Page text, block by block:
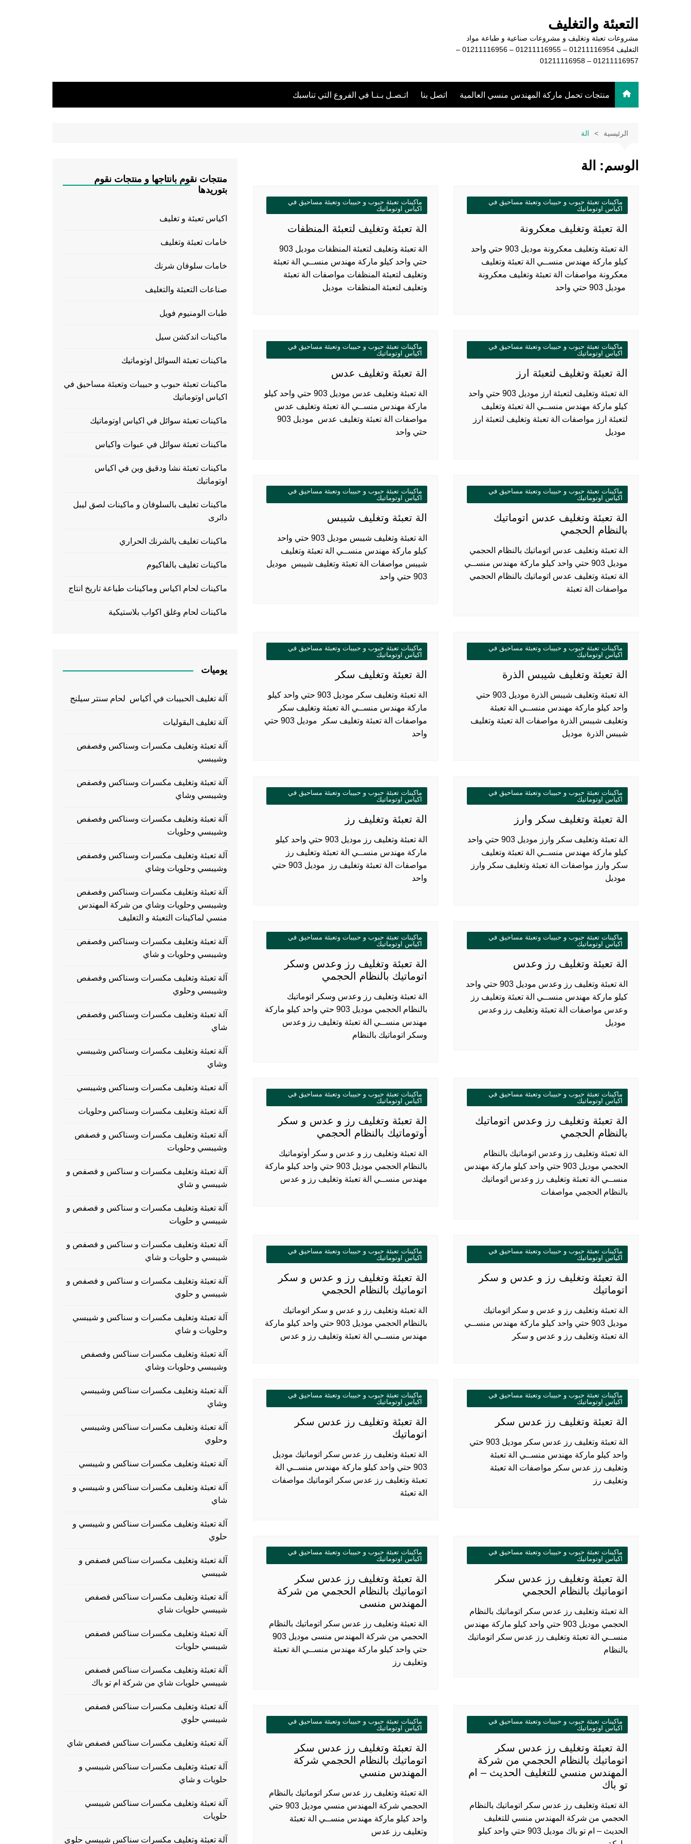
التعبئة والتغليف
مشروعات تعبئة وتغليف و مشروعات صناعية و طباعة مواد
التغليف 01211116954 – 01211116955 – 01211116956 –
01211116957 – 01211116958
منتجات تحمل ماركة المهندس منسي العالمية اتصل بنا اتـصـل بـنـا في الفروع التي تناسبك
الرئيسية الة
الوسم: الة
ماكينات تعبئة حبوب و حبيبات وتعبئة مساحيق في
اكياس اوتوماتيك
الة تعبئة وتغليف معكرونة
الة تعبئة وتغليف معكرونة موديل 903 حتي واحد
كيلو ماركة مهندس منســي الة تعبئة وتغليف
معكرونة مواصفات الة تعبئة وتغليف معكرونة
موديل 903 حتي واحد
ماكينات تعبئة حبوب و حبيبات وتعبئة مساحيق في
اكياس اوتوماتيك
الة تعبئة وتغليف لتعبئة المنظفات
الة تعبئة وتغليف لتعبئة المنظفات موديل 903
حتي واحد كيلو ماركة مهندس منســي الة تعبئة
وتغليف لتعبئة المنظفات مواصفات الة تعبئة
وتغليف لتعبئة المنظفات موديل
ماكينات تعبئة حبوب و حبيبات وتعبئة مساحيق في
اكياس اوتوماتيك
الة تعبئة وتغليف لتعبئة ارز
الة تعبئة وتغليف لتعبئة ارز موديل 903 حتي واحد
كيلو ماركة مهندس منســي الة تعبئة وتغليف
لتعبئة ارز مواصفات الة تعبئة وتغليف لتعبئة ارز
موديل
ماكينات تعبئة حبوب و حبيبات وتعبئة مساحيق في
اكياس اوتوماتيك
الة تعبئة وتغليف عدس
الة تعبئة وتغليف عدس موديل 903 حتي واحد كيلو
ماركة مهندس منســي الة تعبئة وتغليف عدس
مواصفات الة تعبئة وتغليف عدس موديل 903
حتي واحد
ماكينات تعبئة حبوب و حبيبات وتعبئة مساحيق في
اكياس اوتوماتيك
الة تعبئة وتغليف عدس اتوماتيك
بالنظام الحجمي
الة تعبئة وتغليف عدس اتوماتيك بالنظام الحجمي
موديل 903 حتي واحد كيلو ماركة مهندس منســي
الة تعبئة وتغليف عدس اتوماتيك بالنظام الحجمي
مواصفات الة تعبئة
ماكينات تعبئة حبوب و حبيبات وتعبئة مساحيق في
اكياس اوتوماتيك
الة تعبئة وتغليف شيبس
الة تعبئة وتغليف شيبس موديل 903 حتي واحد
كيلو ماركة مهندس منســي الة تعبئة وتغليف
شيبس مواصفات الة تعبئة وتغليف شيبس موديل
903 حتي واحد
ماكينات تعبئة حبوب و حبيبات وتعبئة مساحيق في
اكياس اوتوماتيك
الة تعبئة وتغليف شيبس الذرة
الة تعبئة وتغليف شيبس الذرة موديل 903 حتي
واحد كيلو ماركة مهندس منســي الة تعبئة
وتغليف شيبس الذرة مواصفات الة تعبئة وتغليف
شيبس الذرة موديل
ماكينات تعبئة حبوب و حبيبات وتعبئة مساحيق في
اكياس اوتوماتيك
الة تعبئة وتغليف سكر
الة تعبئة وتغليف سكر موديل 903 حتي واحد كيلو
ماركة مهندس منســي الة تعبئة وتغليف سكر
مواصفات الة تعبئة وتغليف سكر موديل 903 حتي
واحد
ماكينات تعبئة حبوب و حبيبات وتعبئة مساحيق في
اكياس اوتوماتيك
الة تعبئة وتغليف سكر وارز
الة تعبئة وتغليف سكر وارز موديل 903 حتي واحد
كيلو ماركة مهندس منســي الة تعبئة وتغليف
سكر وارز مواصفات الة تعبئة وتغليف سكر وارز
موديل
ماكينات تعبئة حبوب و حبيبات وتعبئة مساحيق في
اكياس اوتوماتيك
الة تعبئة وتغليف رز
الة تعبئة وتغليف رز موديل 903 حتي واحد كيلو
ماركة مهندس منســي الة تعبئة وتغليف رز
مواصفات الة تعبئة وتغليف رز موديل 903 حتي
واحد
ماكينات تعبئة حبوب و حبيبات وتعبئة مساحيق في
اكياس اوتوماتيك
الة تعبئة وتغليف رز وعدس
الة تعبئة وتغليف رز وعدس موديل 903 حتي واحد
كيلو ماركة مهندس منســي الة تعبئة وتغليف رز
وعدس مواصفات الة تعبئة وتغليف رز وعدس
موديل
ماكينات تعبئة حبوب و حبيبات وتعبئة مساحيق في
اكياس اوتوماتيك
الة تعبئة وتغليف رز وعدس وسكر
اتوماتيك بالنظام الحجمي
الة تعبئة وتغليف رز وعدس وسكر اتوماتيك
بالنظام الحجمي موديل 903 حتي واحد كيلو ماركة
مهندس منســي الة تعبئة وتغليف رز وعدس
وسكر اتوماتيك بالنظام
ماكينات تعبئة حبوب و حبيبات وتعبئة مساحيق في
اكياس اوتوماتيك
الة تعبئة وتغليف رز وعدس اتوماتيك
بالنظام الحجمي
الة تعبئة وتغليف رز وعدس اتوماتيك بالنظام
الحجمي موديل 903 حتي واحد كيلو ماركة مهندس
منســي الة تعبئة وتغليف رز وعدس اتوماتيك
بالنظام الحجمي مواصفات
ماكينات تعبئة حبوب و حبيبات وتعبئة مساحيق في
اكياس اوتوماتيك
الة تعبئة وتغليف رز و عدس و سكر
أوتوماتيك بالنظام الحجمي
الة تعبئة وتغليف رز و عدس و سكر أوتوماتيك
بالنظام الحجمي موديل 903 حتي واحد كيلو ماركة
مهندس منســي الة تعبئة وتغليف رز و عدس
ماكينات تعبئة حبوب و حبيبات وتعبئة مساحيق في
اكياس اوتوماتيك
الة تعبئة وتغليف رز و عدس و سكر
اتوماتيك
الة تعبئة وتغليف رز و عدس و سكر اتوماتيك
موديل 903 حتي واحد كيلو ماركة مهندس منســي
الة تعبئة وتغليف رز و عدس و سكر
ماكينات تعبئة حبوب و حبيبات وتعبئة مساحيق في
اكياس اوتوماتيك
الة تعبئة وتغليف رز و عدس و سكر
اتوماتيك بالنظام الحجمي
الة تعبئة وتغليف رز و عدس و سكر اتوماتيك
بالنظام الحجمي موديل 903 حتي واحد كيلو ماركة
مهندس منســي الة تعبئة وتغليف رز و عدس
ماكينات تعبئة حبوب و حبيبات وتعبئة مساحيق في
اكياس اوتوماتيك
الة تعبئة وتغليف رز عدس سكر
الة تعبئة وتغليف رز عدس سكر موديل 903 حتي
واحد كيلو ماركة مهندس منســي الة تعبئة
وتغليف رز عدس سكر مواصفات الة تعبئة
وتغليف رز
ماكينات تعبئة حبوب و حبيبات وتعبئة مساحيق في
اكياس اوتوماتيك
الة تعبئة وتغليف رز عدس سكر
اتوماتيك
الة تعبئة وتغليف رز عدس سكر اتوماتيك موديل
903 حتي واحد كيلو ماركة مهندس منســي الة
تعبئة وتغليف رز عدس سكر اتوماتيك مواصفات
الة تعبئة
ماكينات تعبئة حبوب و حبيبات وتعبئة مساحيق في
اكياس اوتوماتيك
الة تعبئة وتغليف رز عدس سكر
اتوماتيك بالنظام الحجمي
الة تعبئة وتغليف رز عدس سكر اتوماتيك بالنظام
الحجمي موديل 903 حتي واحد كيلو ماركة مهندس
منســي الة تعبئة وتغليف رز عدس سكر اتوماتيك
بالنظام
ماكينات تعبئة حبوب و حبيبات وتعبئة مساحيق في
اكياس اوتوماتيك
الة تعبئة وتغليف رز عدس سكر
اتوماتيك بالنظام الحجمي من شركة
المهندس منسى
الة تعبئة وتغليف رز عدس سكر اتوماتيك بالنظام
الحجمي من شركة المهندس منسى موديل 903
حتي واحد كيلو ماركة مهندس منســي الة تعبئة
وتغليف رز
ماكينات تعبئة حبوب و حبيبات وتعبئة مساحيق في
اكياس اوتوماتيك
الة تعبئة وتغليف رز عدس سكر
اتوماتيك بالنظام الحجمي من شركة
المهندس منسي للتغليف الحديث – ام
تو باك
الة تعبئة وتغليف رز عدس سكر اتوماتيك بالنظام
الحجمي من شركة المهندس منسي للتغليف
الحديث – ام تو باك موديل 903 حتي واحد كيلو
ماكينات تعبئة حبوب و حبيبات وتعبئة مساحيق في
اكياس اوتوماتيك
الة تعبئة وتغليف رز عدس سكر
اتوماتيك بالنظام الحجمي شركة
المهندس منسي
الة تعبئة وتغليف رز عدس سكر اتوماتيك بالنظام
الحجمي شركة المهندس منسي موديل 903 حتي
واحد كيلو ماركة مهندس منســي الة تعبئة
وتغليف رز عدس
منتجات نقوم بانتاجها و منتجات نقوم
بتوريدها
اكياس تعبئة و تغليف
خامات تعبئة وتغليف
خامات سلوفان شرنك
صناعات التعبئة والتغليف
طبات الومنيوم فويل
ماكينات اندكشن سيل
ماكينات تعبئة السوائل اوتوماتيك
ماكينات تعبئة حبوب و حبيبات وتعبئة مساحيق في
اكياس اوتوماتيك
ماكينات تعبئة سوائل في اكياس اوتوماتيك
ماكينات تعبئة سوائل في عبوات واكياس
ماكينات تعبئة نشا ودقيق وبن في اكياس
اوتوماتيك
ماكينات تغليف بالسلوفان و ماكينات لصق ليبل
دائرى
ماكينات تغليف بالشرنك الحراري
ماكينات تغليف بالفاكيوم
ماكينات لحام اكياس وماكينات طباعة تاريخ انتاج
ماكينات لحام وغلق اكواب بلاستيكية
يوميات
آلة تغليف الحبيبات في أكياس لحام سنتر سيلنج
آلة تغليف البقوليات
آلة تعبئة وتغليف مكسرات وسناكس وفصفص
وشيبسي
آلة تعبئة وتغليف مكسرات وسناكس وفصفص
وشيبسي وشاي
آلة تعبئة وتغليف مكسرات وسناكس وفصفص
وشيبسي وحلويات
آلة تعبئة وتغليف مكسرات وسناكس وفصفص
وشيبسي وحلويات وشاي
آلة تعبئة وتغليف مكسرات وسناكس وفصفص
وشيبسي وحلويات وشاي من شركة المهندس
منسي لماكينات التعبئة و التغليف
آلة تعبئة وتغليف مكسرات وسناكس وفصفص
وشيبسي وحلويات و شاي
آلة تعبئة وتغليف مكسرات وسناكس وفصفص
وشيبسي وحلوي
آلة تعبئة وتغليف مكسرات وسناكس وفصفص
شاي
آلة تعبئة وتغليف مكسرات وسناكس وشيبسي
وشاي
آلة تعبئة وتغليف مكسرات وسناكس وشيبسي
آلة تعبئة وتغليف مكسرات وسناكس وحلويات
آلة تعبئة وتغليف مكسرات وسناكس و فصفص
وشيبسي وحلويات
آلة تعبئة وتغليف مكسرات و سناكس و فصفص و
شيبسي و شاي
آلة تعبئة وتغليف مكسرات و سناكس و فصفص و
شيبسي و حلويات
آلة تعبئة وتغليف مكسرات و سناكس و فصفص و
شيبسي و حلويات و شاي
آلة تعبئة وتغليف مكسرات و سناكس و فصفص و
شيبسي و حلوي
آلة تعبئة وتغليف مكسرات و سناكس و شيبسي
وحلويات و شاي
آلة تعبئة وتغليف مكسرات سناكس وفصفص
وشيبسي وحلويات وشاي
آلة تعبئة وتغليف مكسرات سناكس وشيبسي
وشاي
آلة تعبئة وتغليف مكسرات سناكس وشيبسي
وحلوي
آلة تعبئة وتغليف مكسرات سناكس و شيبسي
آلة تعبئة وتغليف مكسرات سناكس و شيبسي و
شاي
آلة تعبئة وتغليف مكسرات سناكس و شيبسي و
حلوي
آلة تعبئة وتغليف مكسرات سناكس فصفص و
شيبسي
آلة تعبئة وتغليف مكسرات سناكس فصفص
شيبسي حلويات شاي
آلة تعبئة وتغليف مكسرات سناكس فصفص
شيبسي حلويات
آلة تعبئة وتغليف مكسرات سناكس فصفص
شيبسي حلويات شاي من شركة ام تو باك
آلة تعبئة وتغليف مكسرات سناكس فصفص
شيبسي حلوي
آلة تعبئة وتغليف مكسرات سناكس فصفص شاي
آلة تعبئة وتغليف مكسرات سناكس شيبسي و
حلويات و شاي
آلة تعبئة وتغليف مكسرات سناكس شيبسي
حلويات
آلة تعبئة وتغليف مكسرات سناكس شيبسي حلوي